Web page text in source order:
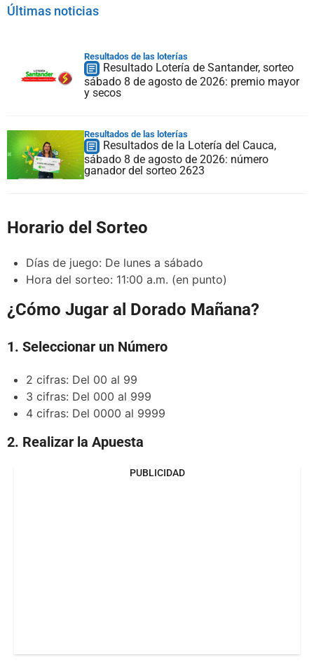
Últimas noticias
Resultados de las loterías
Resultado Lotería de Santander, sorteo
sábado 8 de agosto de 2026: premio mayor
y secos
Resultados de las loterías
Resultados de la Lotería del Cauca,
sábado 8 de agosto de 2026: número
ganador del sorteo 2623
Horario del Sorteo
Días de juego: De lunes a sábado
Hora del sorteo: 11:00 a.m. (en punto)
¿Cómo Jugar al Dorado Mañana?
1. Seleccionar un Número
2 cifras: Del 00 al 99
3 cifras: Del 000 al 999
4 cifras: Del 0000 al 9999
2. Realizar la Apuesta
PUBLICIDAD